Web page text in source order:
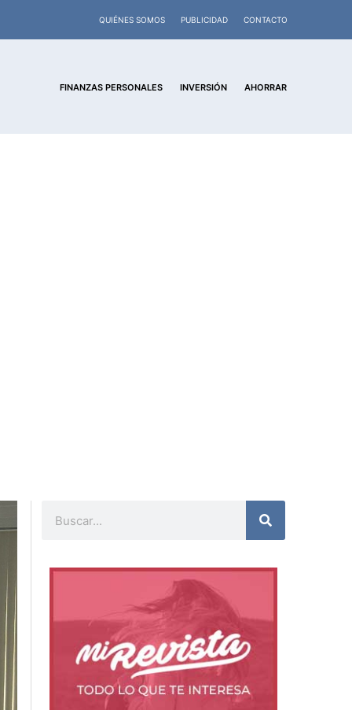
QUIÉNES SOMOS PUBLICIDAD CONTACTO
FINANZAS PERSONALES INVERSIÓN AHORRAR